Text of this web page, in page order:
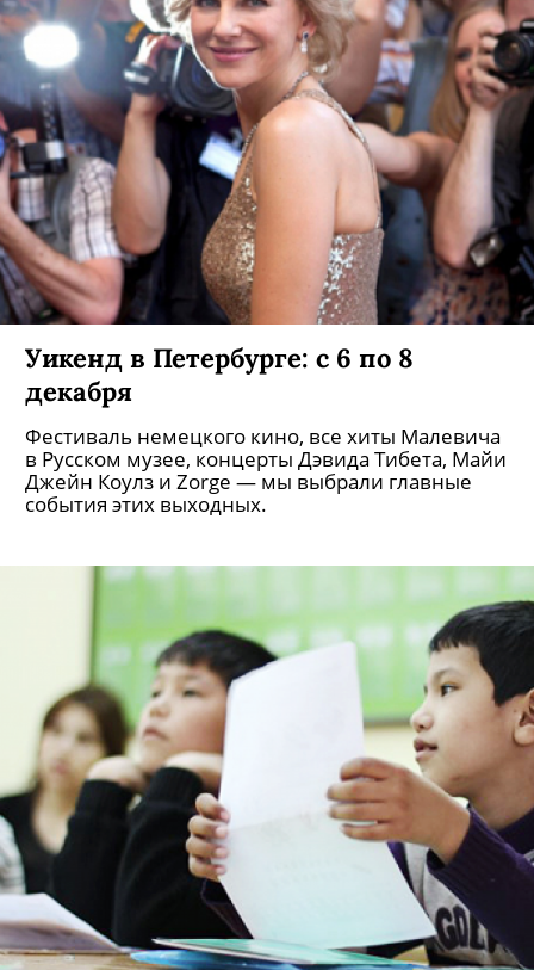
Уикенд в Петербурге: с 6 по 8
декабря
Фестиваль немецкого кино, все хиты Малевича
в Русском музее, концерты Дэвида Тибета, Майи
Джейн Коулз и Zorge — мы выбрали главные
события этих выходных.